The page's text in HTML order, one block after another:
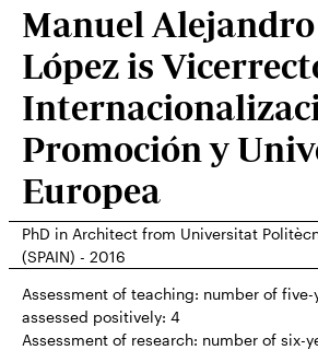
Manuel Alejandro
López is
Promoción y
Europea
PhD in Architect from Universitat
(SPAIN) - 2016
Assessment of teaching: number of five-
assessed positively: 4
Assessment of research: number of six-